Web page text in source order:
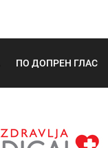
ПО ДОПРЕН ГЛАС